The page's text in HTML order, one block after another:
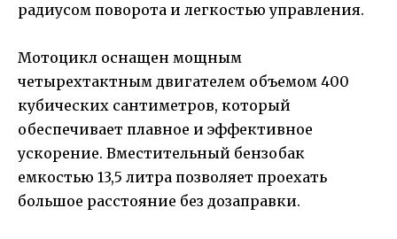
радиусом поворота и легкостью управления.
Мотоцикл оснащен мощным
четырехтактным двигателем объемом 400
кубических сантиметров, который
обеспечивает плавное и эффективное
ускорение. Вместительный бензобак
емкостью 13,5 литра позволяет проехать
большое расстояние без дозаправки.